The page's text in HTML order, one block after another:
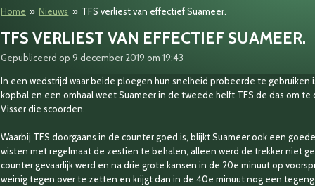
Home » Nieuws » TFS verliest van effectief Suameer.
TFS VERLIEST VAN EFFECTIEF SUAMEER.
Gepubliceerd op 9 december 2019 om 19:43
In een wedstrijd waar beide ploegen hun snelheid probeerde te
kopbal en een omhaal weet Suameer in de tweede helft TFS de das om
Visser die scoorden.
Waarbij TFS doorgaans in de counter goed is, blijkt Suameer ook een
wisten met regelmaat de zestien te behalen, alleen werd de trekker niet
counter gevaarlijk werd en na drie grote kansen in de 20e minuut op
weinig tegen over te zetten en krijgt dan in de 40e minuut nog een